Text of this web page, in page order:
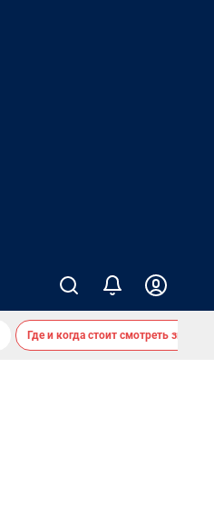
Где и когда стоит смотреть